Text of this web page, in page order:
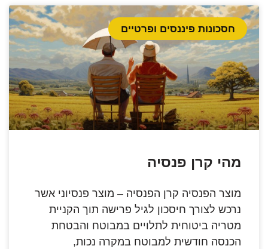
חסכונות פיננסים ופרטיים
מהי קרן פנסיה
מוצר הפנסיה קרן הפנסיה – מוצר פנסיוני אשר
נרכש לצורך חיסכון לגיל פרישה תוך הקניית
מטריה ביטוחית לתלויים במבוטח והבטחת
הכנסה חודשית למבוטח במקרה נכות,